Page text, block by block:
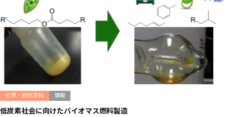
化学・材料学科 情報
低炭素社会に向けたバイオマス燃料製造